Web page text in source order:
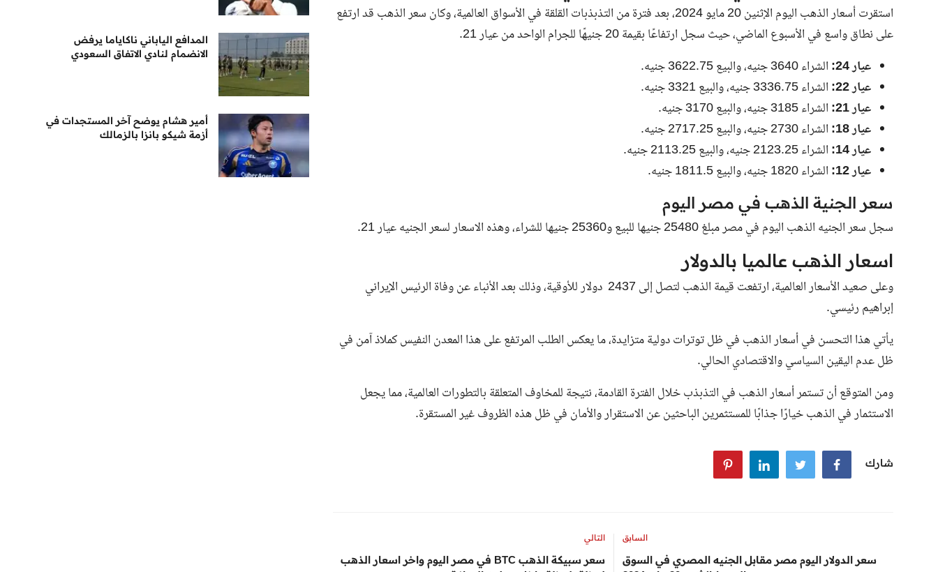
استقرت أسعار الذهب اليوم الإثنين 20 مايو 2024، بعد فترة من التذبذبات القلقة في الأسواق العالمية، وكان سعر الذهب قد ارتفع
على نطاق واسع في الأسبوع الماضي، حيث سجل ارتفاعًا بقيمة 20 جنيهًا للجرام الواحد من عيار 21.
عيار 24:
الشراء جنيه، والبيع
جنيه.
عيار 22:
الشراء جنيه، والبيع
جنيه.
عيار 21:
الشراء جنيه، والبيع
جنيه.
عيار 18:
الشراء جنيه، والبيع
جنيه.
عيار 14:
الشراء جنيه، والبيع
جنيه.
عيار 12:
الشراء جنيه، والبيع جنيه.
سعر الجنية الذهب في مصر اليوم
سجل سعر الجنيه الذهب اليوم في مصرمبلغ25480جنيها للبيع و25360جنيها للشراء، وهذه الاسعار لسعر الجنيه عيار 21.
اسعار الذهب عالميا بالدولار
وعلى صعيد الأسعار العالمية، ارتفعت قيمة الذهب لتصل إلى2437 دولار للأوقية، وذلك بعد الأنباء عن وفاة الرئيس الإيراني
إبراهيم رئيسي.
يأتي هذا التحسن في أسعار الذهب في ظل توترات دولية متزايدة، ما يعكس الطلب المرتفع على هذا المعدن النفيس كملاذ آمن في
ظل عدم اليقين السياسي والاقتصادي الحالي.
ومن المتوقع أن تستمر أسعار الذهب في التذبذب خلال الفترة القادمة، نتيجة للمخاوف المتعلقة بالتطورات العالمية، مما يجعل
الاستثمار في الذهب خيارًا جذابًا للمستثمرين الباحثين عن الاستقرار والأمان في ظل هذه الظروف غير المستقرة.
شارك
السابق
سعر الدولار اليوم مصر مقابل الجنيه المصري في السوق
التالي
سعر سبيكة الذهب BTC في مصر اليوم واخر اسعار الذهب
المدافع الياباني ناكاياما يرفض
الانضمام لنادي الاتفاق السعودي
أمير هشام يوضح آخر المستجدات في
أزمة شيكو بانزا بالزمالك